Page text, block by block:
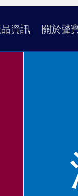
資訊 關於聲